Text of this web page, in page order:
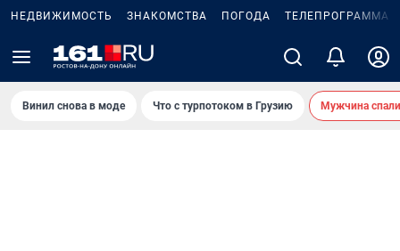
НЕДВИЖИМОСТЬ ЗНАКОМСТВА ПОГОДА ТЕЛЕПРОГРАММА
Винил снова в моде Что с турпотоком в Грузию Мужчина